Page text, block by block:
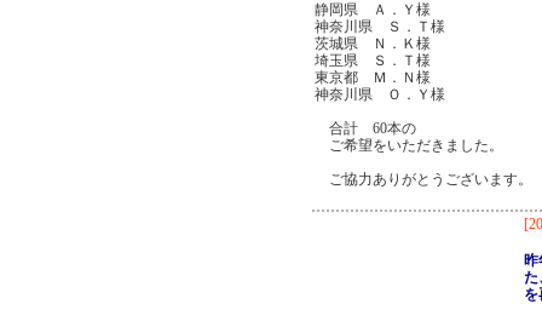
静岡県 Ａ．Ｙ様
神奈川県 Ｓ．Ｔ様
茨城県 Ｎ．Ｋ様
埼玉県 Ｓ．Ｔ様
東京都 Ｍ．Ｎ様
神奈川県 Ｏ．Ｙ様
合計 60本の
ご希望をいただきました。
ご協力ありがとうございます。
昨
た
を